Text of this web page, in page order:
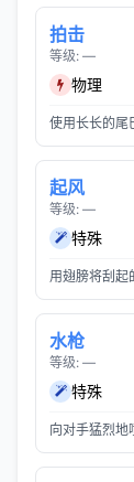
拍击
等级: —
物理
使用长长的尾
起风
等级: —
特殊
用翅膀将刮起
水枪
等级: —
特殊
向对手猛烈地